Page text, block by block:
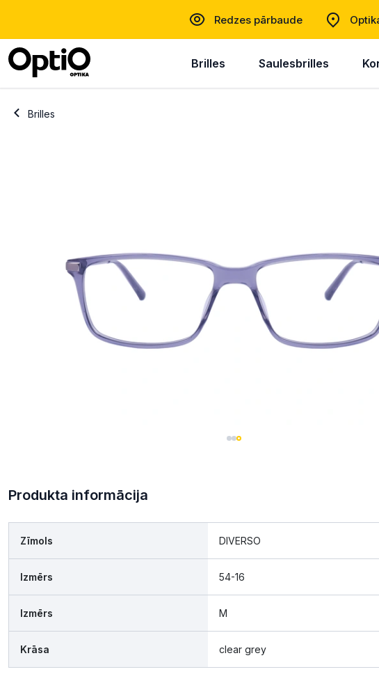
Redzes pārbaude
Brilles Saulesbrilles
Brilles
Produkta informācija
Zīmols DIVERSO
Izmērs 54-16
Izmērs M
Krāsa clear grey